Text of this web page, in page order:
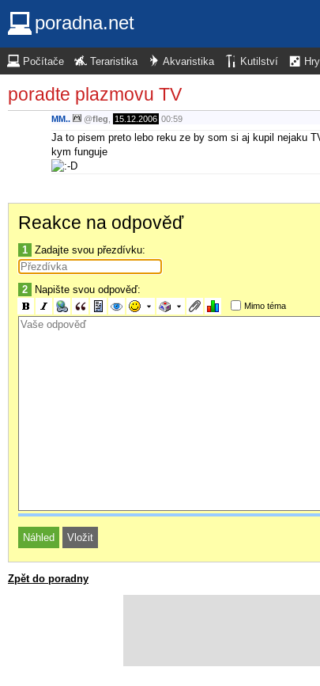
poradna.net
Počítače Teraristika Akvaristika Kutilství Hry
poradte plazmovu TV
MM.. @fleg 15.12.2006 00:59
Ja to pisem preto lebo reku ze by som si aj kupil nejaku
kym funguje
Reakce na odpověď
1 Zadajte svou přezdívku:
2 Napište svou odpověď:
Mimo téma
Zpět do poradny